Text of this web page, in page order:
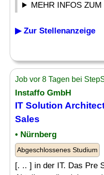
MEHR INFOS
▶ Zur Stellenanzeige
Job vor 8 Tagen bei
Instaffo GmbH
IT Solution
Sales
• Nürnberg
Abgeschlossenes Studium
[. .. ] in der IT. Das Pre